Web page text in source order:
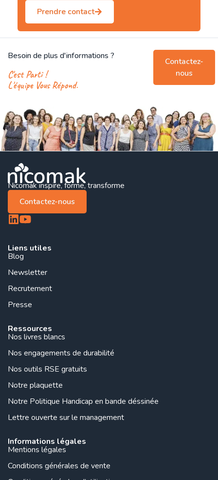
Prendre contact
Besoin de plus d'informations ?
C'est Parti !
L'équipe Vous Répond.
Contactez-
nous
Nicomak inspire, forme, transforme
Contactez-nous
Liens utiles
Blog
Newsletter
Recrutement
Presse
Ressources
Nos livres blancs
Nos engagements de durabilité
Nos outils RSE gratuits
Notre plaquette
Notre Politique Handicap en bande déssinée
Lettre ouverte sur le management
Informations légales
Mentions légales
Conditions générales de vente